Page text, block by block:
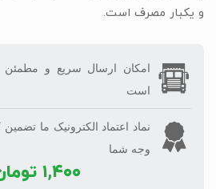
و یکبار مصرف است.
امکان ارسال سریع و مطمئن
است
نماد اعتماد الکترونیک ما
وجه شما
۱,۴۰۰